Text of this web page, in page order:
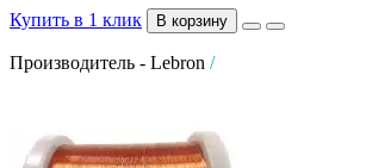
Купить в 1 клик В корзину
Производитель - Lebron /